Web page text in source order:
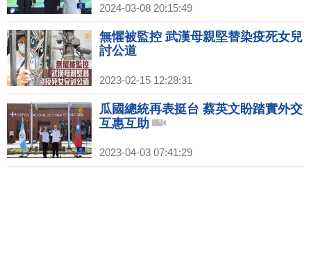
2024-03-08 20:15:49
無懼被監控 武漢母親堅替染疫死女兒
討公道
2023-02-15 12:28:31
瓜國總統再表挺台 蔡英文盼踏實外交
互惠互助
2023-04-03 07:41:29